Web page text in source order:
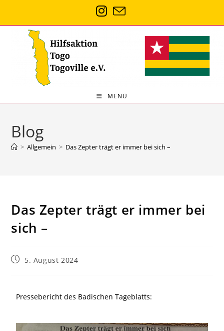
MENÜ
Blog
> Allgemein > Das Zepter trägt er immer bei sich –
Das Zepter trägt er immer bei
sich –
5. August 2024
Pressebericht des Badischen Tageblatts: